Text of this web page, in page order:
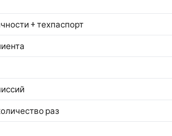
+ техпаспорт
раз